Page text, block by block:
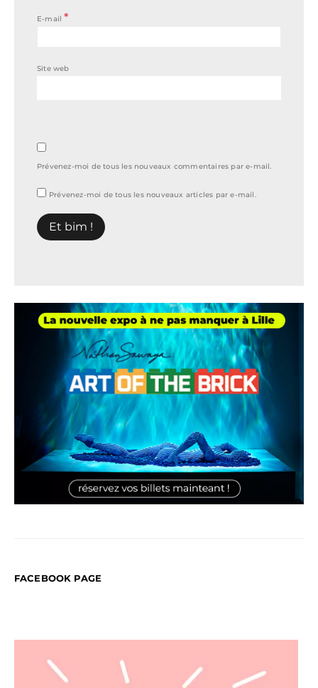
E-mail*
Site web
Prévenez-moi de tous les nouveaux commentaires par e-mail.
Prévenez-moi de tous les nouveaux articles par e-mail.
FACEBOOK PAGE